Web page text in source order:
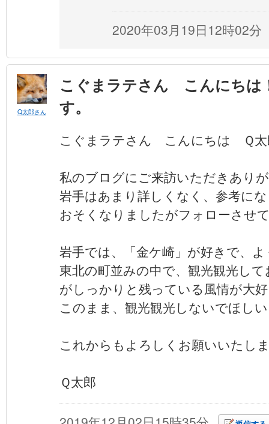
2020年03月19日12時02分
Q太郎さん
こぐまラテさん こんにちは
す。
こぐまラテさん こんにちは Ｑ太
私のブログにご来訪いただきあり
岩手はあまり詳しくなく、参考に
おそくなりましたがフォローさせ
岩手では、「金ケ崎」が好きで、
東北の町並みの中で、観光観光し
がしっかりと残っている風情が大
このまま、観光観光しないでほし
これからもよろしくお願いいたし
Ｑ太郎